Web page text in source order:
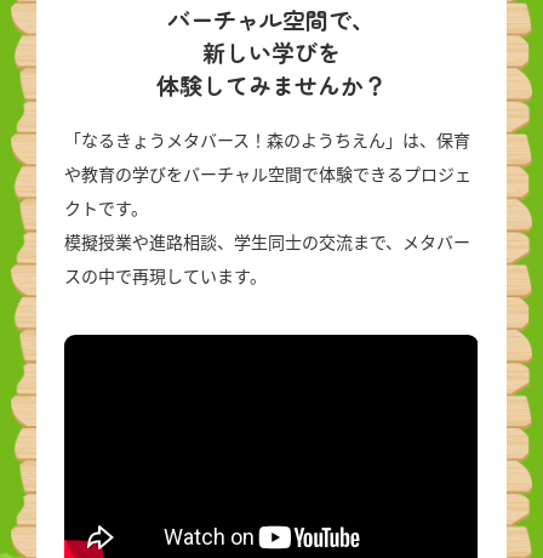
バーチャル空間で、
新しい学びを
体験してみませんか？
「なるきょうメタバース！森のようちえん」は、保育
や教育の学びをバーチャル空間で体験できるプロジェ
クトです。
模擬授業や進路相談、学生同士の交流まで、メタバー
スの中で再現しています。